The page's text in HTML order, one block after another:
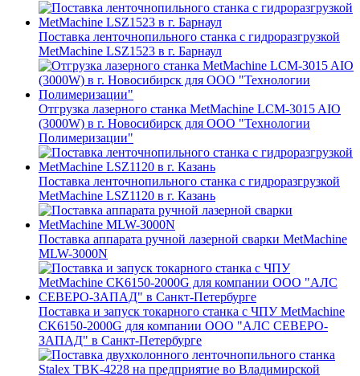
Поставка ленточнопильного станка c гидроразгрузкой
MetMachine LSZ1523 в г. Барнаул
Отгрузка лазерного станка MetMachine LCM-3015 AIO
(3000W) в г. Новосибирск для ООО "Технологии
Полимеризации"
Поставка ленточнопильного станка c гидроразгрузкой
MetMachine LSZ1120 в г. Казань
Поставка аппарата ручной лазерной сварки MetMachine
MLW-3000N
Поставка и запуск токарного станка с ЧПУ MetMachine
CK6150-2000G для компании ООО "АЛС СЕВЕРО-
ЗАПАД" в Санкт-Петербурге